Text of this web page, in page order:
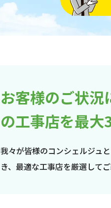
お客様のご状況
の工事店を最大
我々が皆様のコンシェルジュ
き、最適な工事店を厳選してご